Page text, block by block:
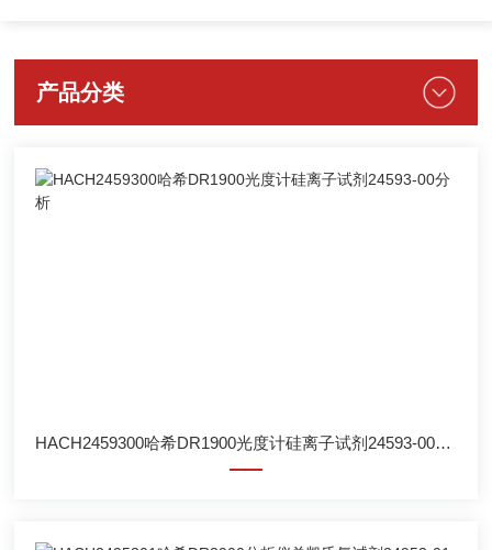
产品分类
HACH2459300哈希DR1900光度计硅离子试剂24593-00分析